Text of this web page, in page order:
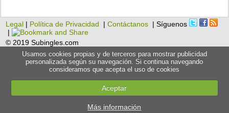
Legal | Política de Privacidad |Contáctanos | Síguenos
|
© 2019 Subingles.com
Usamos cookies propias y de terceros para mostrar publicidad
personalizada según su navegación. Si continua navegando
consideramos que acepta el uso de cookies
Aceptar
Más información